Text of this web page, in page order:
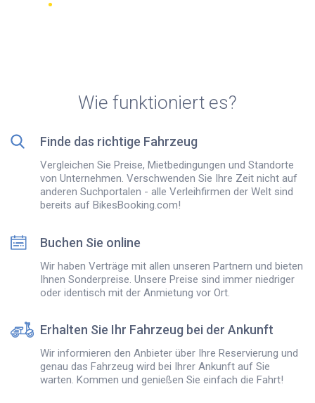
Wie funktioniert es?
Finde das richtige Fahrzeug
Vergleichen Sie Preise, Mietbedingungen und Standorte
von Unternehmen. Verschwenden Sie Ihre Zeit nicht auf
anderen Suchportalen - alle Verleihfirmen der Welt sind
bereits auf BikesBooking.com!
Buchen Sie online
Wir haben Verträge mit allen unseren Partnern und bieten
Ihnen Sonderpreise. Unsere Preise sind immer niedriger
oder identisch mit der Anmietung vor Ort.
Erhalten Sie Ihr Fahrzeug bei der Ankunft
Wir informieren den Anbieter über Ihre Reservierung und
genau das Fahrzeug wird bei Ihrer Ankunft auf Sie
warten. Kommen und genießen Sie einfach die Fahrt!